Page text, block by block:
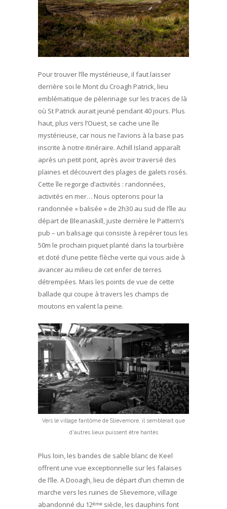
Pour trouver l’île mystérieuse, il faut laisser
derrière soi le Mont du Croagh Patrick, lieu
emblématique de pèlerinage sur les traces de là
où St Patrick aurait jeuné pendant 40 jours. Plus
haut, plus vers l’Ouest, se cache une île
mystérieuse, car nous ne l’avions à la base pas
inscrite à notre itinéraire. Achill Island apparaît
après un petit pont, après avoir traversé des
plaines et découvert des plages de galets rosés.
Cette île regorge d’activités : randonnées,
activités en mer… Nous opterons pour la
randonnée « balisée » de 2h30 au sud de l’île au
départ de Bleanaskill, juste derrière le Pattern’s
pub – un balisage qui consiste à repérer tous les
50m le prochain piquet planté dans la tourbière
et doté d’une petite flèche verte qui vous aide à
avancer au milieu de cet enfer de terres
détrempées. Mais les points de vue de cette
ballade qui coupe à travers les champs de
moutons en valent la peine.
Vers le village fantôme de Slievemore, il semblerait que
d'autres lieux puissent être hantés
Plus loin, les bandes de sable blanc de Keel
offrent une vue exceptionnelle sur les falaises
de l’île. A Dooagh, lieu de départ d’un chemin de
marche vers les ruines de Slievemore, village
abandonné du 12ème siècle, les dauphins font